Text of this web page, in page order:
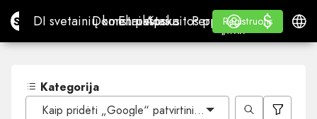
Site.proDI svetainių konstruktorius
DI svetainių konstruktorius
Domenai
DomenaiEl. paštas
El. paštasApskaitos programa
Apskaitos programa
Perpardavėjams
„WHITE LABEL“
Mokymasis
Mokymasis
Registruotis
Registruotis
Prisijungti
$
$
Kategorija
Kaip pridėti „Google“ patvirtinimo kodą?